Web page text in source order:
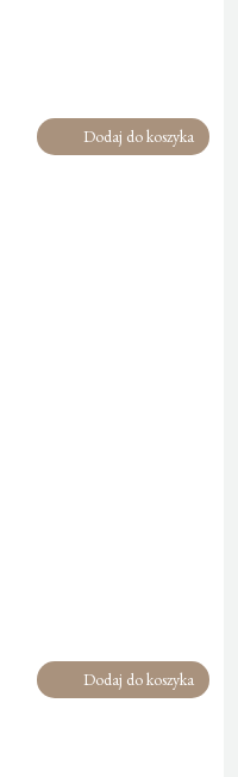
Dodaj do koszyka
Dodaj do koszyka